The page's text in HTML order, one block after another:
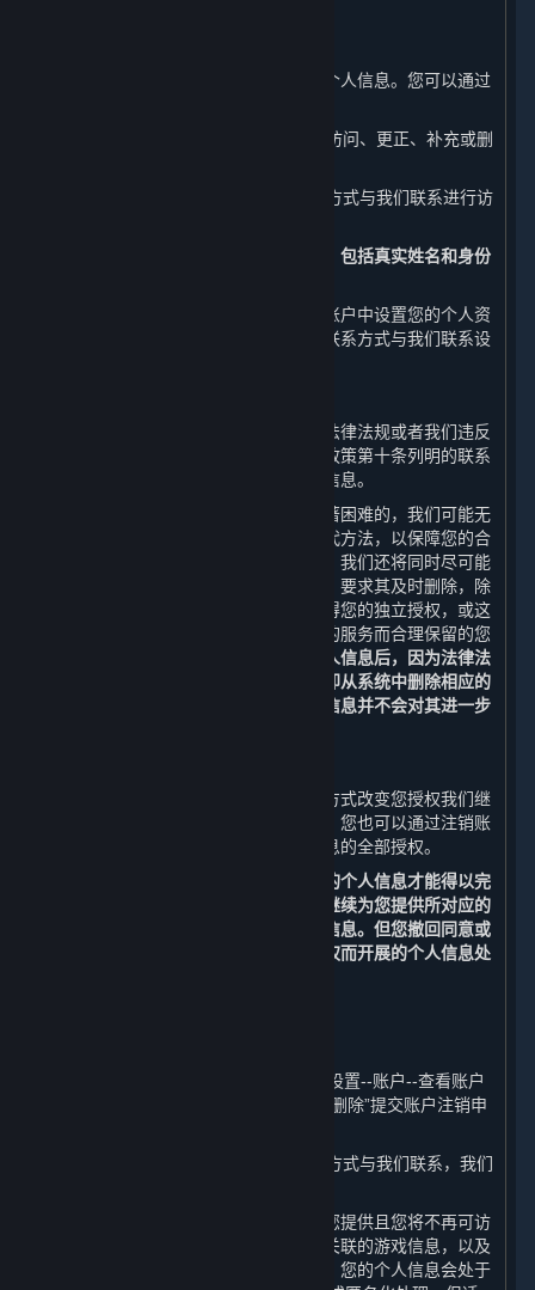
您有权随时访问、更正或补充您的部分个人信息。您可以通过
1. 您可以通过平台客户端在您的账户中访问、更正、补充或删
2. 您可以通过本政策第十条列明的联系方式与我们联系进行访
请注意，您注册时提交的实名认证信息，包括真实姓名和身份
此外，您还可以通过平台客户端在您的账户中设置您的个人资
料公开事宜或通过本政策第十条列明的联系方式与我们联系设
如果我们处理您的个人信息的行为违反法律法规或者我们违反
了您和我们之间的约定，您可以通过本政策第十条列明的联系
方式与我们联系，向我们申请删除个人信息。
如您的请求需要付出高额成本或存在显著困难的，我们可能无
法响应您的请求，但我们会向您提供替代方法，以保障您的合
法权益。若我们决定响应您的删除请求，我们还将同时尽可能
通知从我们获得您的个人信息的第三方，要求其及时删除，除
非法律法规另有规定，或这些第三方获得您的独立授权，或这
些第三方为保证您仍可正常使用其提供的服务而合理保留的您
当您或我们协助您删除个人信息后，因为法律法
规和安全技术的要求，我们可能不会立即从系统中删除相应的
备份信息，我们将安全地存储您的个人信息并不会对其进一步
您可以通过删除信息、关闭设备功能等方式改变您授权我们继
续收集个人信息的范围或撤回您的授权。您也可以通过注销账
户的方式，撤回我们继续收集您个人信息的全部授权。
请您理解，每个业务功能需要一些基本的个人信息才能得以完
成，当您撤回同意或授权后，我们无法继续为您提供所对应的
内容和服务，也不再处理您相应的个人信息。但您撤回同意或
授权的决定，不会影响此前基于您的授权而开展的个人信息处
1. 您可以通过平台客户端的“蒸汽平台--设置--账户--查看账户
明细--删除我的蒸汽平台账户--前往账户删除”提交账户注销申
2. 您可以通过本政策第十条列明的联系方式与我们联系，我们
在您主动注销账户之后，我们将停止为您提供且您将不再可访
问内容和服务、您的账户、与您的账户关联的游戏信息，以及
您的账户原先可访问的其他服务。此外，您的个人信息会处于